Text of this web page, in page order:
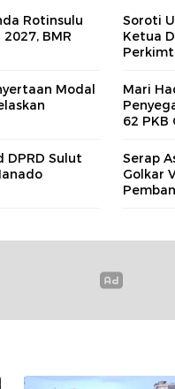
Rotinsulu
BMR
Soroti
Ketua
Modal
Mari
62 PKB
DPRD Sulut
Serap
Golkar